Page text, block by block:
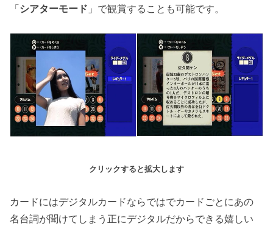
「シアターモード 」で観賞することも可能です。
クリックすると拡大します
カードにはデジタルカードならではでカードごとにあの
名台詞が聞けてしまう正にデジタルだからできる嬉しい